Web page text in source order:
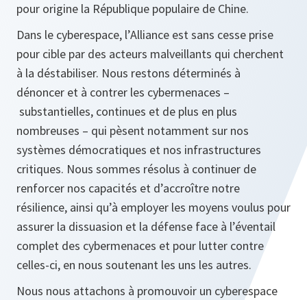
pour origine la République populaire de Chine.
Dans le cyberespace, l’Alliance est sans cesse prise
pour cible par des acteurs malveillants qui cherchent
à la déstabiliser. Nous restons déterminés à
dénoncer et à contrer les cybermenaces –
substantielles, continues et de plus en plus
nombreuses – qui pèsent notamment sur nos
systèmes démocratiques et nos infrastructures
critiques. Nous sommes résolus à continuer de
renforcer nos capacités et d’accroître notre
résilience, ainsi qu’à employer les moyens voulus pour
assurer la dissuasion et la défense face à l’éventail
complet des cybermenaces et pour lutter contre
celles-ci, en nous soutenant les uns les autres.
Nous nous attachons à promouvoir un cyberespace